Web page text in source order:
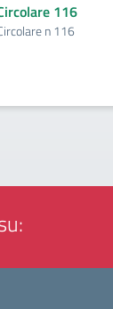
116
n 116